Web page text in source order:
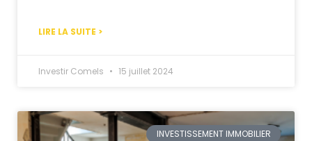
LIRE LA SUITE >
Investir Comels 15 juillet 2024
INVESTISSEMENT IMMOBILIER